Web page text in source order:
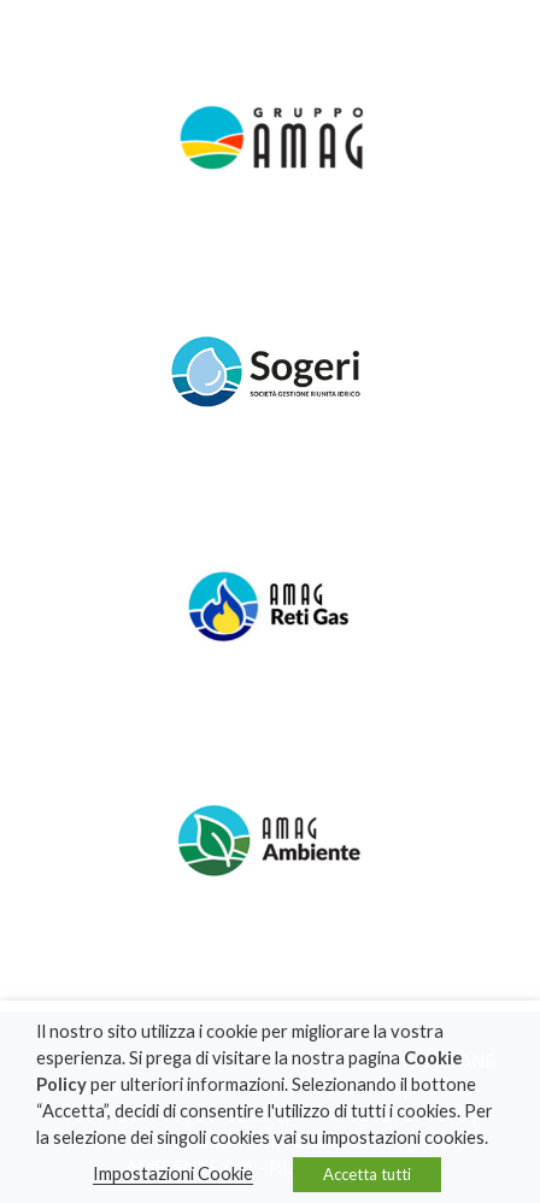
PRIVACY POLICY|COOKIE POLICY|DICHIARAZIONE
DI ACCESSIBILITA'|CREDITS| AMAG SpA - P.I.
01830160063 | SO.GE.RI. SpA - P.I. 02525300063 |
AMAG RETI GAS SpA - P.I. 02524710064 | AMAG
AMBIENTE SpA - P.I. 02453870061
Il nostro sito utilizza i cookie per migliorare la vostra
esperienza. Si prega di visitare la nostra pagina Cookie
Policyper ulteriori informazioni. Selezionando il bottone
“Accetta”, decidi di consentire l'utilizzo di tutti i cookies. Per
la selezione dei singoli cookies vai su impostazioni cookies.
Impostazioni Cookie
Accetta tutti